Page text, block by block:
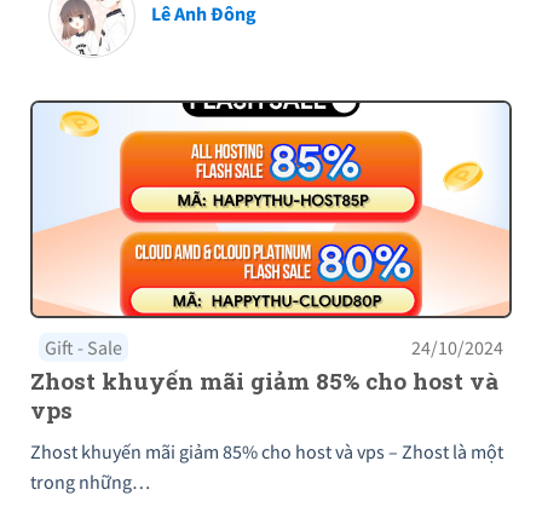
Lê Anh Đông
Gift - Sale 24/10/2024
Zhost khuyến mãi giảm 85% cho host và
vps
Zhost khuyến mãi giảm 85% cho host và vps – Zhost là một
trong những…